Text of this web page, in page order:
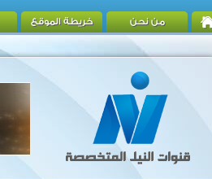
من نحن خريطة الموقع